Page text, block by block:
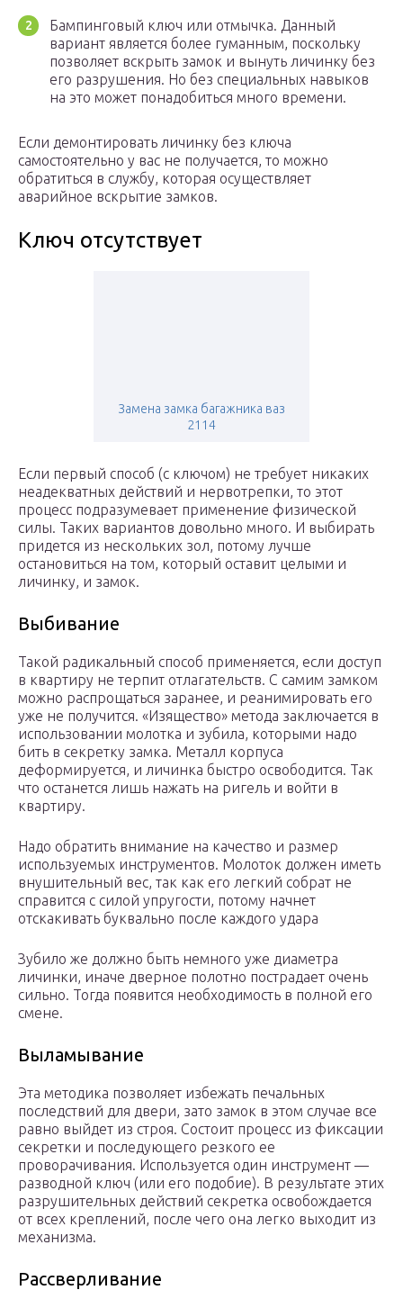
Бампинговый ключ или отмычка. Данный
вариант является более гуманным, поскольку
позволяет вскрыть замок и вынуть личинку без
его разрушения. Но без специальных навыков
на это может понадобиться много времени.
Если демонтировать личинку без ключа
самостоятельно у вас не получается, то можно
обратиться в службу, которая осуществляет
аварийное вскрытие замков.
Ключ отсутствует
Замена замка багажника ваз
2114
Если первый способ (с ключом) не требует никаких
неадекватных действий и нервотрепки, то этот
процесс подразумевает применение физической
силы. Таких вариантов довольно много. И выбирать
придется из нескольких зол, потому лучше
остановиться на том, который оставит целыми и
личинку, и замок.
Выбивание
Такой радикальный способ применяется, если доступ
в квартиру не терпит отлагательств. С самим замком
можно распрощаться заранее, и реанимировать его
уже не получится. «Изящество» метода заключается в
использовании молотка и зубила, которыми надо
бить в секретку замка. Металл корпуса
деформируется, и личинка быстро освободится. Так
что останется лишь нажать на ригель и войти в
квартиру.
Надо обратить внимание на качество и размер
используемых инструментов. Молоток должен иметь
внушительный вес, так как его легкий собрат не
справится с силой упругости, потому начнет
отскакивать буквально после каждого удара
Зубило же должно быть немного уже диаметра
личинки, иначе дверное полотно пострадает очень
сильно. Тогда появится необходимость в полной его
смене.
Выламывание
Эта методика позволяет избежать печальных
последствий для двери, зато замок в этом случае все
равно выйдет из строя. Состоит процесс из фиксации
секретки и последующего резкого ее
проворачивания. Используется один инструмент —
разводной ключ (или его подобие). В результате этих
разрушительных действий секретка освобождается
от всех креплений, после чего она легко выходит из
механизма.
Рассверливание